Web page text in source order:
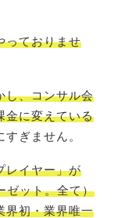
っておりませ
し、コンサル会
金に変えている
すぎません。
レイヤー」が
ゼット。全て）
界初・業界唯一